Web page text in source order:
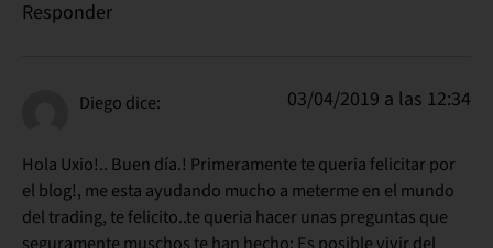
Responder
Diego dice: 03/04/2019 a las 12:34
Hola Uxio!.. Buen día.! Primeramente te queria felicitar por
el blog!, me esta ayudando mucho a meterme en el mundo
del trading, te felicito..te queria hacer unas preguntas que